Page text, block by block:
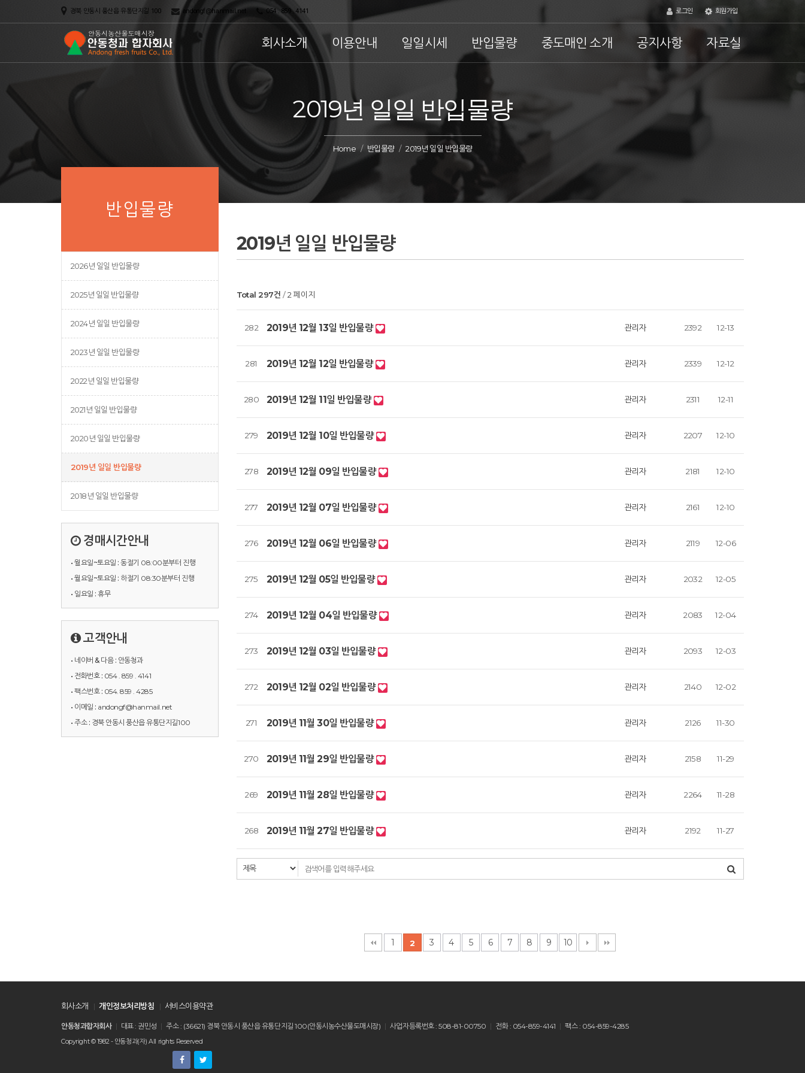
경북 안동시 풍산읍 유통단지길 100 andongf@hanmail.net 054 . 859 . 4141 로그인 회원가입
회사소개 이용안내 일일시세 반입물량 중도매인 소개 공지사항 자료실
2019년 일일 반입물량
Home 반입물량 2019년 일일 반입물량
반입물량
2026년 일일 반입물량
2025년 일일 반입물량
2024년 일일 반입물량
2023년 일일 반입물량
2022년 일일 반입물량
2021년 일일 반입물량
2020년 일일 반입물량
2019년 일일 반입물량
2018년 일일 반입물량
경매시간안내
• 월요일~토요일 : 동절기 08:00분부터 진행
• 월요일~토요일 : 하절기 08:30분부터 진행
• 일요일 : 휴무
고객안내
• 네이버 & 다음 : 안동청과
• 전화번호 : 054 . 859 . 4141
• 팩스번호 : 054. 859 . 4285
• 이메일 : andongf@hanmail.net
• 주소 : 경북 안동시 풍산읍 유통단지길100
2019년 일일 반입물량
Total 297건 2 페이지
282 2019년 12월 13일 반입물량 관리자 2392 12-13
281 2019년 12월 12일 반입물량 관리자 2339 12-12
280 2019년 12월 11일 반입물량 관리자 2311 12-11
279 2019년 12월 10일 반입물량 관리자 2207 12-10
278 2019년 12월 09일 반입물량 관리자 2181 12-10
277 2019년 12월 07일 반입물량 관리자 2161 12-10
276 2019년 12월 06일 반입물량 관리자 2119 12-06
275 2019년 12월 05일 반입물량 관리자 2032 12-05
274 2019년 12월 04일 반입물량 관리자 2083 12-04
273 2019년 12월 03일 반입물량 관리자 2093 12-03
272 2019년 12월 02일 반입물량 관리자 2140 12-02
271 2019년 11월 30일 반입물량 관리자 2126 11-30
270 2019년 11월 29일 반입물량 관리자 2158 11-29
269 2019년 11월 28일 반입물량 관리자 2264 11-28
268 2019년 11월 27일 반입물량 관리자 2192 11-27
1 2 3 4 5 6 7 8 9 10
회사소개 개인정보처리방침 서비스이용약관
안동청과합자회사 대표 : 권민성 주소 : (36621) 경북 안동시 풍산읍 유통단지길 100(안동시농수산물도매시장) 사업자등록번호 : 508-81-00750 전화 : 054-859-4141 팩스 : 054-859-4285
Copyright © 1982 - 안동청과(자) All rights Reserved